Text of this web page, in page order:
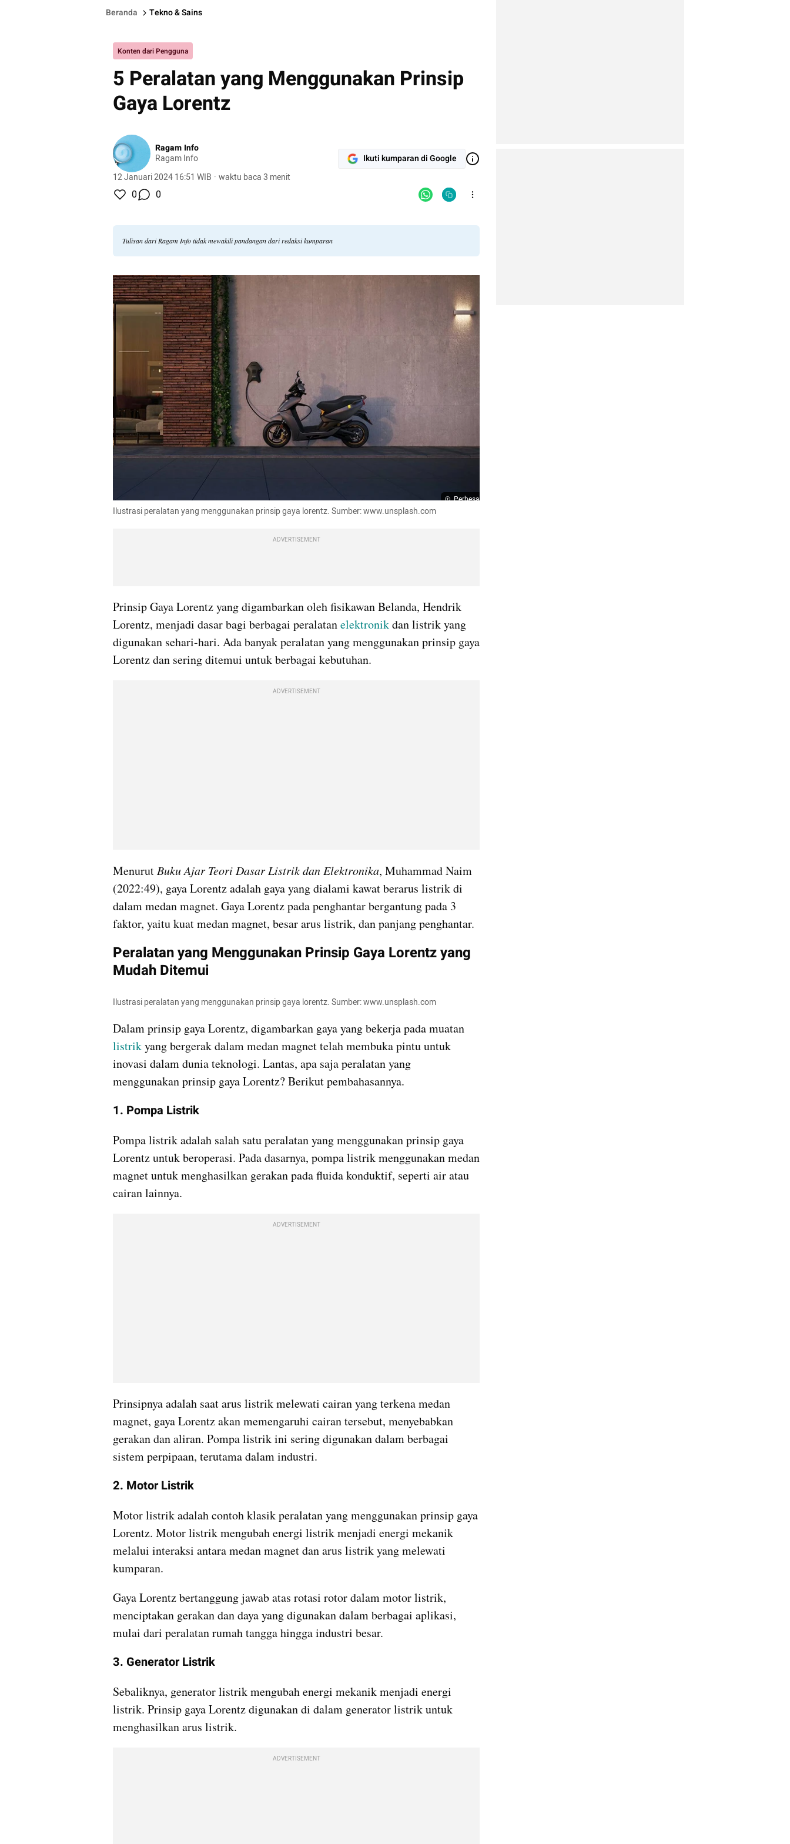
Beranda Tekno & Sains
Konten dari Pengguna
5 Peralatan yang Menggunakan Prinsip
Gaya Lorentz
Ragam Info
Ragam Info
12 Januari 2024 16:51 WIB · waktu baca 3 menit
Ikuti kumparan di Google
0 0
Tulisan dari Ragam Info tidak mewakili pandangan dari redaksi kumparan
Perbesar
Ilustrasi peralatan yang menggunakan prinsip gaya lorentz. Sumber: www.unsplash.com
ADVERTISEMENT
Prinsip Gaya Lorentz yang digambarkan oleh fisikawan Belanda, Hendrik
Lorentz, menjadi dasar bagi berbagai peralatan elektronik dan listrik yang
digunakan sehari-hari. Ada banyak peralatan yang menggunakan prinsip gaya
Lorentz dan sering ditemui untuk berbagai kebutuhan.
ADVERTISEMENT
Menurut Buku Ajar Teori Dasar Listrik dan Elektronika, Muhammad Naim
(2022:49), gaya Lorentz adalah gaya yang dialami kawat berarus listrik di
dalam medan magnet. Gaya Lorentz pada penghantar bergantung pada 3
faktor, yaitu kuat medan magnet, besar arus listrik, dan panjang penghantar.
Peralatan yang Menggunakan Prinsip Gaya Lorentz yang
Mudah Ditemui
Ilustrasi peralatan yang menggunakan prinsip gaya lorentz. Sumber: www.unsplash.com
listrik yang bergerak dalam medan magnet telah membuka pintu untuk
inovasi dalam dunia teknologi. Lantas, apa saja peralatan yang
menggunakan prinsip gaya Lorentz? Berikut pembahasannya.
1. Pompa Listrik
Pompa listrik adalah salah satu peralatan yang menggunakan prinsip gaya
Lorentz untuk beroperasi. Pada dasarnya, pompa listrik menggunakan medan
magnet untuk menghasilkan gerakan pada fluida konduktif, seperti air atau
cairan lainnya.
ADVERTISEMENT
Prinsipnya adalah saat arus listrik melewati cairan yang terkena medan
magnet, gaya Lorentz akan memengaruhi cairan tersebut, menyebabkan
gerakan dan aliran. Pompa listrik ini sering digunakan dalam berbagai
sistem perpipaan, terutama dalam industri.
2. Motor Listrik
Motor listrik adalah contoh klasik peralatan yang menggunakan prinsip gaya
Lorentz. Motor listrik mengubah energi listrik menjadi energi mekanik
melalui interaksi antara medan magnet dan arus listrik yang melewati
kumparan.
Gaya Lorentz bertanggung jawab atas rotasi rotor dalam motor listrik,
menciptakan gerakan dan daya yang digunakan dalam berbagai aplikasi,
mulai dari peralatan rumah tangga hingga industri besar.
3. Generator Listrik
Sebaliknya, generator listrik mengubah energi mekanik menjadi energi
listrik. Prinsip gaya Lorentz digunakan di dalam generator listrik untuk
menghasilkan arus listrik.
ADVERTISEMENT